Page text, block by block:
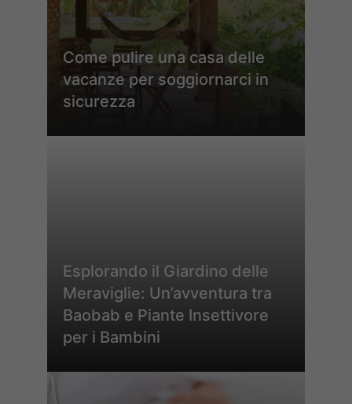
Come pulire una casa delle
vacanze per soggiornarci in
sicurezza
Esplorando il Giardino delle
Meraviglie: Un’avventura tra
Baobab e Piante Insettivore
per i Bambini